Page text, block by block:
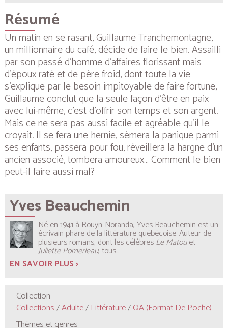
Résumé
Un matin en se rasant, Guillaume Tranchemontagne,
un millionnaire du café, décide de faire le bien. Assailli
par son passé d’homme d’affaires florissant mais
d’époux raté et de père froid, dont toute la vie
s’explique par le besoin impitoyable de faire fortune,
Guillaume conclut que la seule façon d’être en paix
avec lui-même, c’est d’offrir son temps et son argent.
Mais ce ne sera pas aussi facile et agréable qu’il le
croyait. Il se fera une hernie, sèmera la panique parmi
ses enfants, passera pour fou, réveillera la hargne d’un
ancien associé, tombera amoureux… Comment le bien
peut-il faire aussi mal?
Yves Beauchemin
Né en 1941 à Rouyn-Noranda, Yves Beauchemin est un
écrivain phare de la littérature québécoise. Auteur de
plusieurs romans, dont les célèbresLe Matouet
Juliette Pomerleau, tous...
EN SAVOIR PLUS >
Collection
Collections/Adulte/ Littérature/QA (format De Poche)
Thèmes et genres